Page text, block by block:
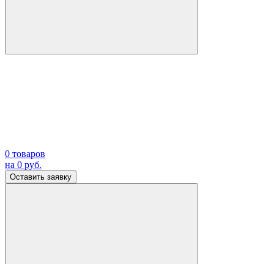
0 товаров
на 0 руб.
Оставить заявку